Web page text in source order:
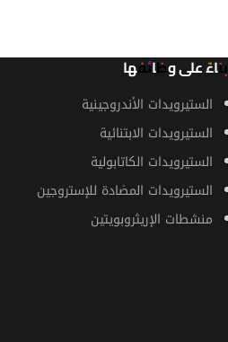
بناءً على وظائفها
الستيرويدات الأندروجينية
الستيرويدات الابتنائية
الستيرويدات الكاتابولية
الستيرويدات المضادة للإستروجين
منشطات الإريثروبويتين